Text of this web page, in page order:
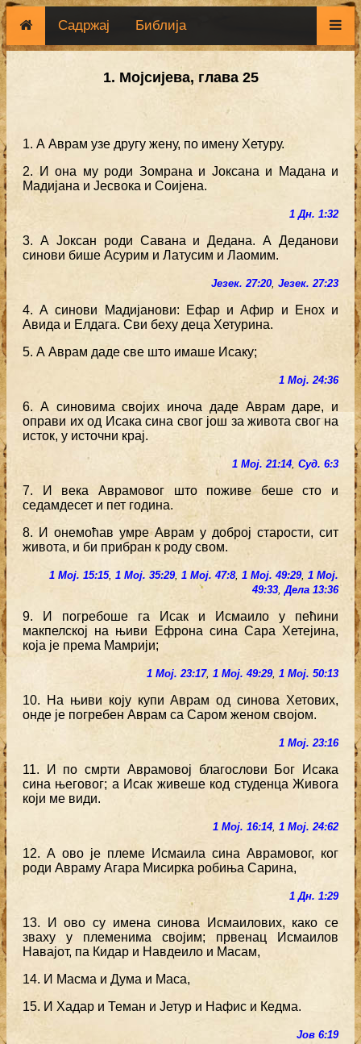
Садржај Библија
1. Мојсијева, глава 25
1. А Аврам узе другу жену, по имену Хетуру.
2. И она му роди Зомрана и Јоксана и Мадана и
Мадијана и Јесвока и Соијена.
1 Дн. 1:32
3. А Јоксан роди Савана и Дедана. А Деданови
синови бише Асурим и Латусим и Лаомим.
Језек. 27:20, Језек. 27:23
4. А синови Мадијанови: Ефар и Афир и Енох и
Авида и Елдага. Сви беху деца Хетурина.
5. А Аврам даде све што имаше Исаку;
1 Мој. 24:36
6. А синовима својих иноча даде Аврам даре, и
оправи их од Исака сина свог још за живота свог на
исток, у источни крај.
1 Мој. 21:14, Суд. 6:3
7. И века Аврамовог што поживе беше сто и
седамдесет и пет година.
8. И онемоћав умре Аврам у доброј старости, сит
живота, и би прибран к роду свом.
1 Мој. 15:15, 1 Мој. 35:29, 1 Мој. 47:8, 1 Мој. 49:29, 1 Мој.
49:33,Дела 13:36
9. И погребоше га Исак и Исмаило у пећини
макпелској на њиви Ефрона сина Сара Хетејина,
која је према Мамрији;
1 Мој. 23:17, 1 Мој. 49:29, 1 Мој. 50:13
10. На њиви коју купи Аврам од синова Хетових,
онде је погребен Аврам са Саром женом својом.
1 Мој. 23:16
11. И по смрти Аврамовој благослови Бог Исака
сина његовог; а Исак живеше код студенца Живога
који ме види.
1 Мој. 16:14, 1 Мој. 24:62
12. А ово је племе Исмаила сина Аврамовог, ког
роди Авраму Агара Мисирка робиња Сарина,
1 Дн. 1:29
13. И ово су имена синова Исмаилових, како се
зваху у племенима својим; првенац Исмаилов
Навајот, па Кидар и Навдеило и Масам,
14. И Масма и Дума и Маса,
15. И Хадар и Теман и Јетур и Нафис и Кедма.
Јов 6:19